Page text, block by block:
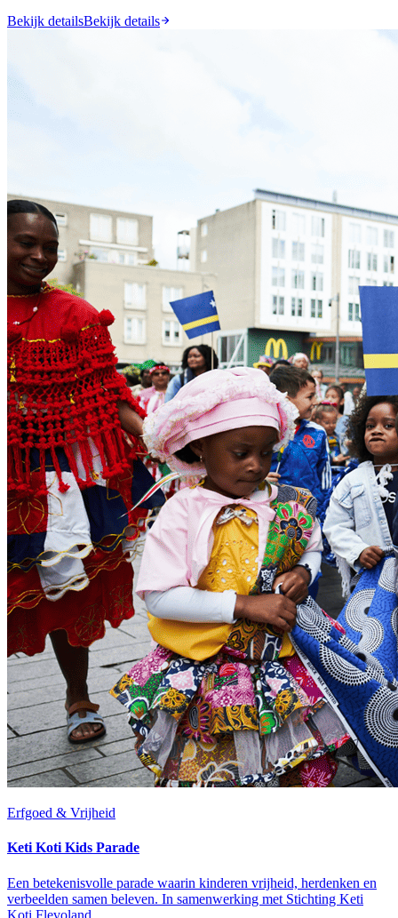
Bekijk detailsBekijk details
Erfgoed & Vrijheid
Keti Koti Kids Parade
Een betekenisvolle parade waarin kinderen vrijheid, herdenken en
verbeelden samen beleven. In samenwerking met Stichting Keti
Koti Flevoland